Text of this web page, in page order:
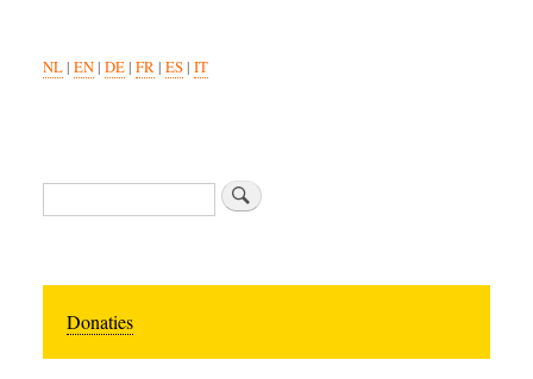
NL| EN| DE| FR| ES| IT
Search
Donaties